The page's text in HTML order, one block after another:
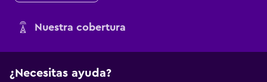
Nuestra cobertura
¿Necesitas ayuda?